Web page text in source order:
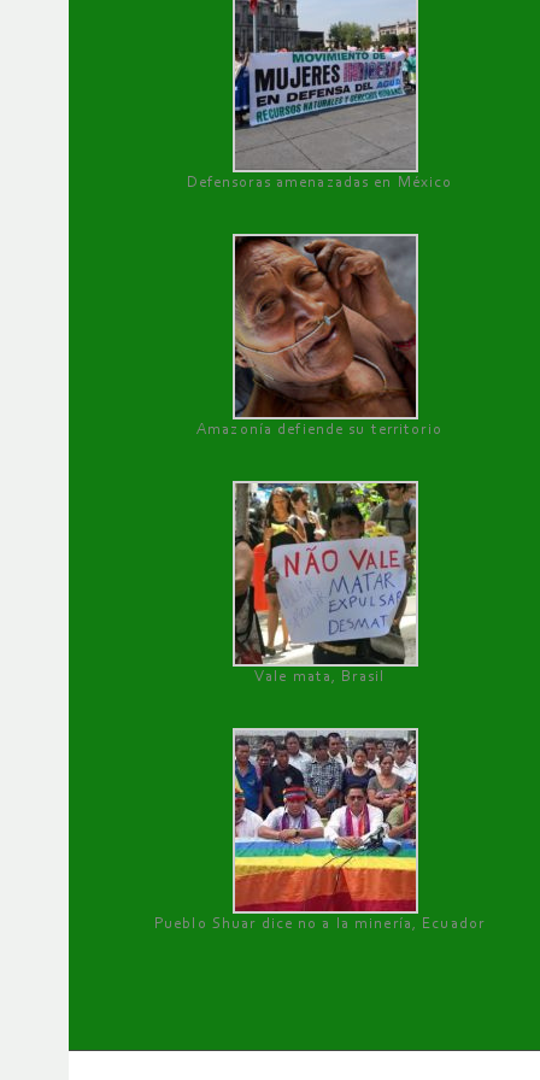
Defensoras amenazadas en México
Amazonía defiende su territorio
Vale mata, Brasil
Pueblo Shuar dice no a la minería, Ecuador